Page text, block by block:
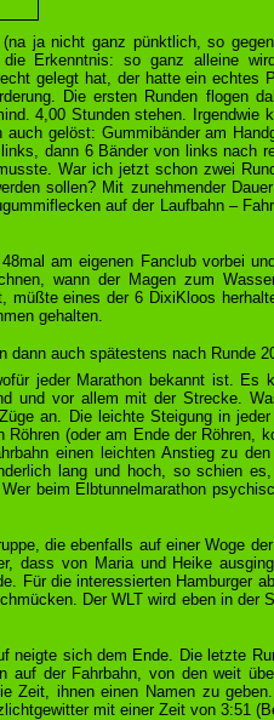
ja nicht ganz pünktlich, so
Erkenntnis: so ganz alleine
gelegt hat, der hatte ein echtes
Die ersten Runden flogen
4,00 Stunden stehen. Irgendwie
gelöst: Gummibänder am
dann 6 Bänder von links nach
War ich jetzt schon zwei
sollen? Mit zunehmender
auf der Laufbahn –
am eigenen Fanclub vorbei
wann der Magen zum
müßte eines der 6 DixiKloos
gehalten.
dann auch spätestens nach Runde
jeder Marathon bekannt ist.
und vor allem mit der Strecke.
an. Die leichte Steigung in
Röhren (oder am Ende der
einen leichten Anstieg zu
lang und hoch, so schien
beim Elbtunnelmarathon
die ebenfalls auf einer Woge
dass von Maria und Heike
Für die interessierten Hamburger
Der WLT wird eben in der
neigte sich dem Ende. Die letzte
auf der Fahrbahn, von den weit
Zeit, ihnen einen Namen zu
mit einer Zeit von 3:51